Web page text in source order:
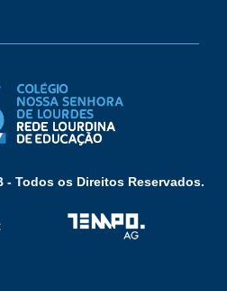
- Todos os Direitos Reservados.